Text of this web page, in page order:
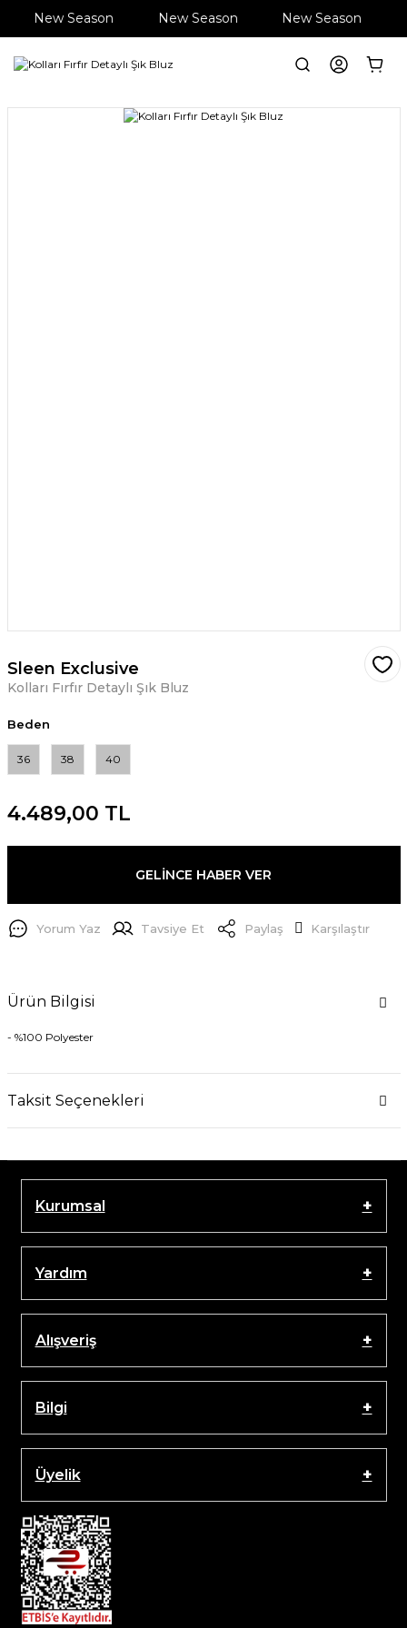
New Season New Season New Season
Anasayfa Giyim Bluz Kolları Fırfır Detaylı Şık Bluz
Sleen Exclusive
Kolları Fırfır Detaylı Şık Bluz
Beden
36 38 40
4.489,00 TL
GELİNCE HABER VER
Yorum Yaz Tavsiye Et Paylaş Karşılaştır
Ürün Bilgisi
- %100 Polyester
Taksit Seçenekleri
Kurumsal
Yardım
Alışveriş
Bilgi
Üyelik